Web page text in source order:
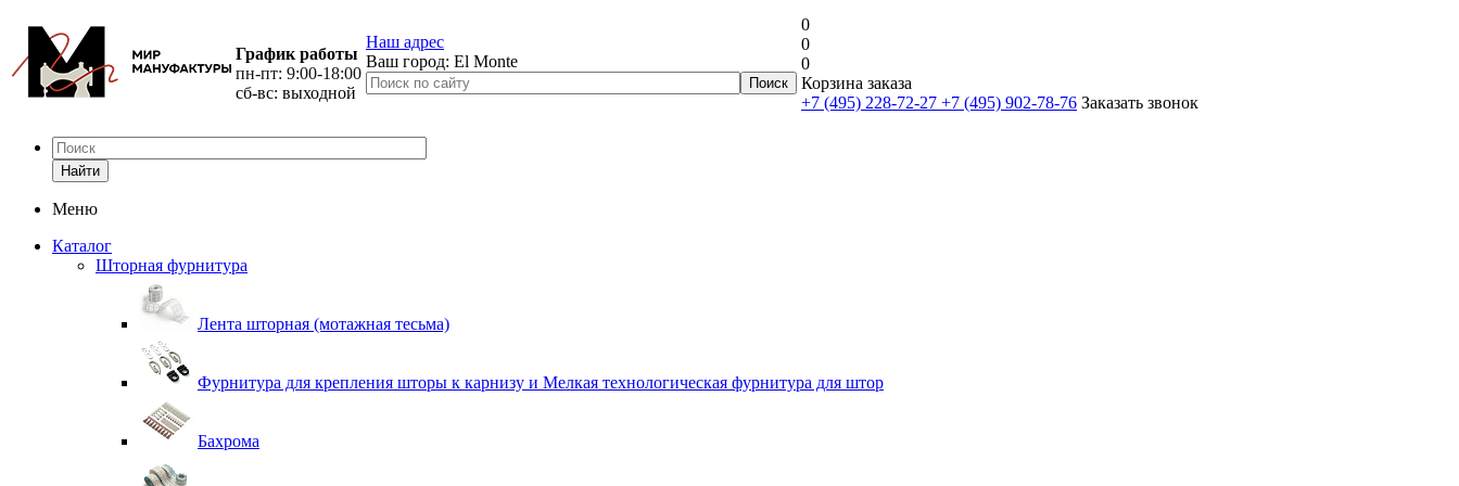
График работы
пн-пт: 9:00-18:00
сб-вс: выходной
Наш адрес
Ваш город: El Monte
0
0
0
Корзина заказа
+7 (495) 228-72-27 +7 (495) 902-78-76 Заказать звонок
Найти
Меню
Каталог
Шторная фурнитура
Лента шторная (мотажная тесьма)
Фурнитура для крепления шторы к карнизу и Мелкая технологическая фурнитура для штор
Бахрома